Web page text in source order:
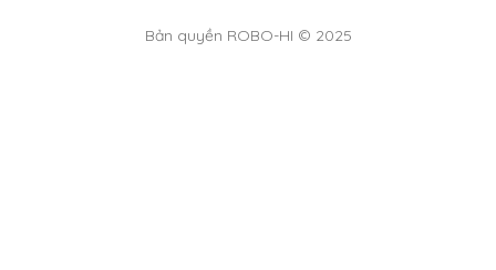
Bản quyền ROBO-HI © 2025